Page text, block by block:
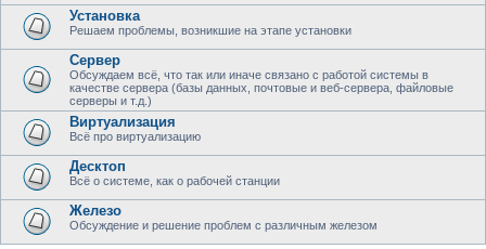
Установка
Решаем проблемы, возникшие на этапе установки
Сервер
Обсуждаем всё, что так или иначе связано с работой системы в
качестве сервера (базы данных, почтовые и веб-сервера, файловые
серверы и т.д.)
Виртуализация
Всё про виртуализацию
Десктоп
Всё о системе, как о рабочей станции
Железо
Обсуждение и решение проблем с различным железом